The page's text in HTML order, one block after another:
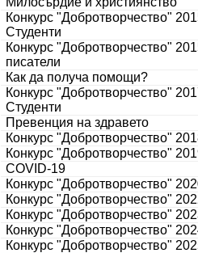
Конкурс "Добротворчество"
Студенти
Конкурс "Добротворчество"
писатели
Как да получа помощи?
Конкурс "Добротворчество"
Студенти
Превенция на здравето
Конкурс "Добротворчество"
Конкурс "Добротворчество"
COVID-19
Конкурс "Добротворчество"
Конкурс "Добротворчество"
Конкурс "Добротворчество"
Конкурс "Добротворчество"
Конкурс "Добротворчество"